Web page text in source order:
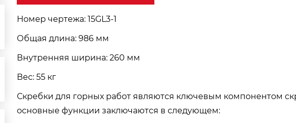
Номер чертежа: 15GL3-1
Общая длина: 986 мм
Внутренняя ширина: 260 мм
Вес: 55 кг
Скребки для горных работ являются ключевым компонентом
основные функции заключаются в следующем: